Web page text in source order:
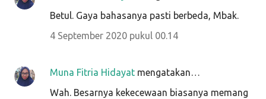
Betul. Gaya bahasanya pasti berbeda, Mbak.
4 September 2020 pukul 00.14
Muna Fitria Hidayat mengatakan…
Wah. Besarnya kekecewaan biasanya memang